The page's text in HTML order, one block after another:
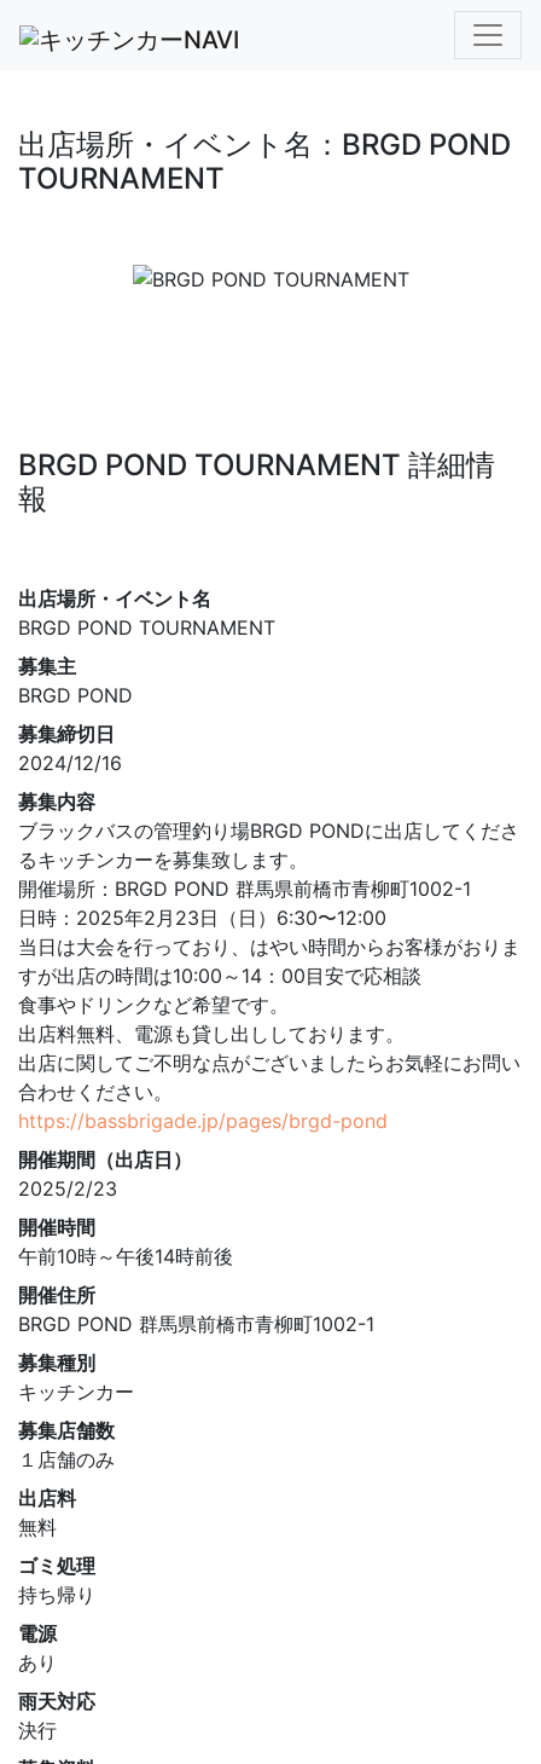
出店場所・イベント名：BRGD POND
TOURNAMENT
BRGD POND TOURNAMENT 詳細情
報
出店場所・イベント名
BRGD POND TOURNAMENT
募集主
BRGD POND
募集締切日
2024/12/16
募集内容
ブラックバスの管理釣り場BRGD PONDに出店してくださ
るキッチンカーを募集致します。
開催場所：BRGD POND 群馬県前橋市青柳町1002-1
日時：2025年2月23日（日）6:30〜12:00
当日は大会を行っており、はやい時間からお客様がおりま
すが出店の時間は10:00～14：00目安で応相談
食事やドリンクなど希望です。
出店料無料、電源も貸し出ししております。
出店に関してご不明な点がございましたらお気軽にお問い
合わせください。
https://bassbrigade.jp/pages/brgd-pond
開催期間（出店日）
2025/2/23
開催時間
午前10時～午後14時前後
開催住所
BRGD POND 群馬県前橋市青柳町1002-1
募集種別
キッチンカー
募集店舗数
１店舗のみ
出店料
無料
ゴミ処理
持ち帰り
電源
あり
雨天対応
決行